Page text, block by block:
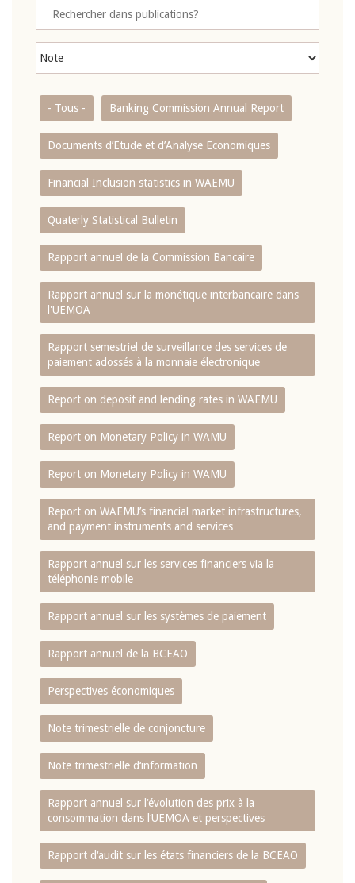
- Tous - Banking Commission Annual Report
Documents d’Etude et d’Analyse Economiques
Financial Inclusion statistics in WAEMU
Quaterly Statistical Bulletin
Rapport annuel de la Commission Bancaire
Rapport annuel sur la monétique interbancaire dans
l'UEMOA
Rapport semestriel de surveillance des services de
paiement adossés à la monnaie électronique
Report on deposit and lending rates in WAEMU
Report on Monetary Policy in WAMU
Report on Monetary Policy in WAMU
Report on WAEMU’s financial market infrastructures,
and payment instruments and services
Rapport annuel sur les services financiers via la
téléphonie mobile
Rapport annuel sur les systèmes de paiement
Rapport annuel de la BCEAO
Perspectives économiques
Note trimestrielle de conjoncture
Note trimestrielle d‘information
Rapport annuel sur l‘évolution des prix à la
consommation dans l‘UEMOA et perspectives
Rapport d‘audit sur les états financiers de la BCEAO